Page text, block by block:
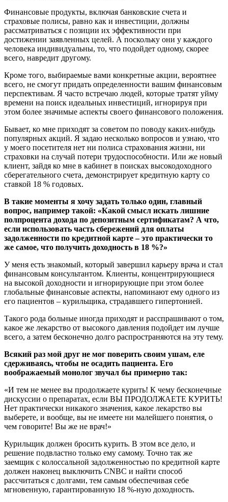
Финансовые продукты, включая банковские счета и
страховые полисы, равно как и инвестиции, должны
рассматриваться с позиции их эффективности при
достижении заявленных целей. А поскольку они у каждого
человека индивидуальны, то, что подойдет одному, скорее
всего, навредит другому.
Кроме того, выбираемые вами конкретные акции, вероятнее
всего, не смогут придать определенности вашим финансовым
перспективам. Я часто встречаю людей, которые тратят уйму
времени на поиск идеальных инвестиций, игнорируя при
этом более значимые аспекты своего финансового положения.
Бывает, ко мне приходят за советом по поводу каких-нибудь
популярных акций. Я задаю несколько вопросов и узнаю, что
у моего посетителя нет ни полиса страхования жизни, ни
страховки на случай потери трудоспособности. Или же новый
клиент, зайдя ко мне в кабинет в поисках высокодоходного
сберегательного счета, демонстрирует кредитную карту со
ставкой 18 % годовых.
В такие моменты я хочу задать только один, главный
вопрос, например такой: «Какой смысл искать лишние
полпроцента дохода по депозитным сертификатам? А что,
если использовать часть сбережений для оплаты
задолженности по кредитной карте – это практически то
же самое, что получить доходность в 18 %?»
У меня есть знакомый, который завершил карьеру врача и стал
финансовым консультантом. Клиенты, концентрирующиеся
на высокой доходности и игнорирующие при этом более
глобальные финансовые аспекты, напоминают ему одного из
его пациентов – курильщика, страдавшего гипертонией.
Такого рода больные иногда приходят и расспрашивают о том,
какое же лекарство от высокого давления подойдет им лучше
всего, а затем бесконечно долго распространяются на эту тему.
Всякий раз мой друг не мог поверить своим ушам, еле
сдерживаясь, чтобы не осадить пациента. Его
воображаемый монолог звучал бы примерно так:
«И тем не менее вы продолжаете курить! К чему бесконечные
дискуссии о препаратах, если ВЫ ПРОДОЛЖАЕТЕ КУРИТЬ!
Нет практически никакого значения, какое лекарство вы
выберете, и вообще, вы не имеете ни малейшего понятия, о
чем говорите! Вы же не врач!»
Курильщик должен бросить курить. В этом все дело, и
решение подвластно только ему самому. Точно так же
заемщик с колоссальной задолженностью по кредитной карте
должен наконец выключить CNBC и найти способ
рассчитаться с долгами, тем самым обеспечивая себе
мгновенную, гарантированную 18 %-ную доходность.